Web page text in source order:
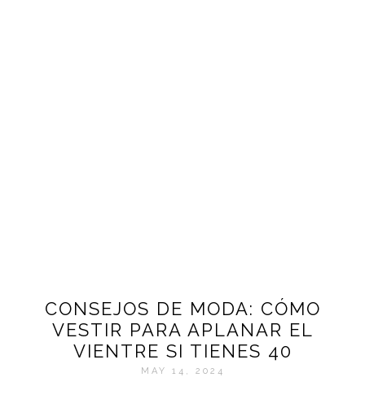
CONSEJOS DE MODA: CÓMO
VESTIR PARA APLANAR EL
VIENTRE SI TIENES 40
MAY 14, 2024